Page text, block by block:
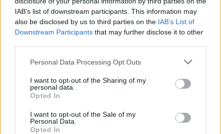
IAB’s list of downstream participants. This information may
also be disclosed by us to third parties on the IAB’s List of
Downstream Participants that may further disclose it to other
Personal Data Processing Opt Outs
I want to opt-out of the Sharing of my
personal data.
Opted In
I want to opt-out of the Sale of my
Personal Data.
Opted In
Φυσικοθεραπεία: Η κίνηση δεν είναι μόνο
αποκατάσταση, αλλά πρόληψη και μακροζωία